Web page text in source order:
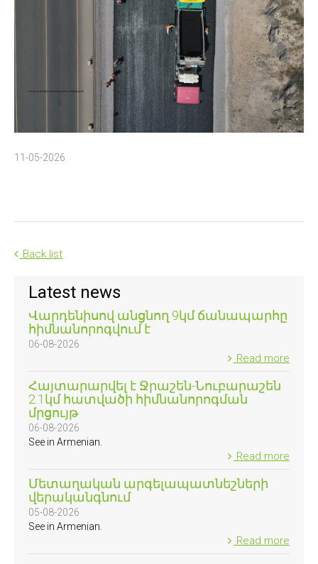
11-05-2026
Back list
Latest news
Վարդենիսով անցնող 9կմ ճանապարհը
հիմնանորոգվում է
06-08-2026
Read more
Հայտարարվել է Ջրաշեն-Նուբարաշեն
2.1կմ հատվածի հիմնանորոգման
մրցույթ
06-08-2026
See in Armenian.
Read more
Մետաղական արգելապատնեշների
վերականգնում
05-08-2026
See in Armenian.
Read more